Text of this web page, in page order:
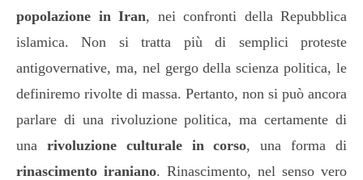
popolazione in Iran, nei confronti della Repubblica
islamica. Non si tratta più di semplici proteste
antigovernative, ma, nel gergo della scienza politica, le
definiremo rivolte di massa. Pertanto, non si può ancora
parlare di una rivoluzione politica, ma certamente di
una rivoluzione culturale in corso, una forma di
rinascimento iraniano. Rinascimento, nel senso vero